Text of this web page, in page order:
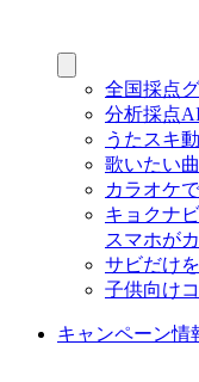
全国採点
分析採点
うたスキ
歌いたい
カラオケ
キョクナ
スマホが
サビだけ
子供向け
キャンペーン情